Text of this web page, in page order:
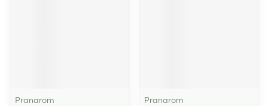
Pranarom
Pranarom